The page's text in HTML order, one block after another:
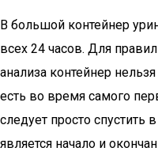
В большой контейнер
всех 24 часов. Для
анализа контейнер
есть во время самого
следует просто
является начало и